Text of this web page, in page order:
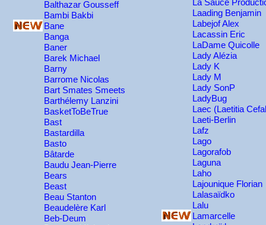
La Sauce
Laading Benjamin
Labejof Alex
Lacassin Eric
LaDame Quicolle
Lady Alézia
Lady K
Lady M
Lady SonP
LadyBug
Laec (Laetitia
Laeti-Berlin
Lafz
Lago
Lagorafob
Laguna
Laho
Lajounique Florian
Lalasaïdko
Lalu
Lamarcelle
Balthazar Gousseff
Bambi Bakbi
Bane
Banga
Baner
Barek Michael
Barny
Barrome Nicolas
Bart Smates Smeets
Barthélemy Lanzini
BasketToBeTrue
Bast
Bastardilla
Basto
Bâtarde
Baudu Jean-Pierre
Bears
Beast
Beau Stanton
Beaudelère Karl
Beb-Deum